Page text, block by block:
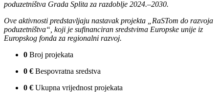
poduzetništva Grada Splita za razdoblje 2024.–2030.
Ove aktivnosti predstavljaju nastavak projekta „RaSTom do razvoja
poduzetništva“, koji je sufinanciran sredstvima Europske unije iz
Europskog fonda za regionalni razvoj.
0 Broj projekata
0 € Bespovratna sredstva
0 € Ukupna vrijednost projekata